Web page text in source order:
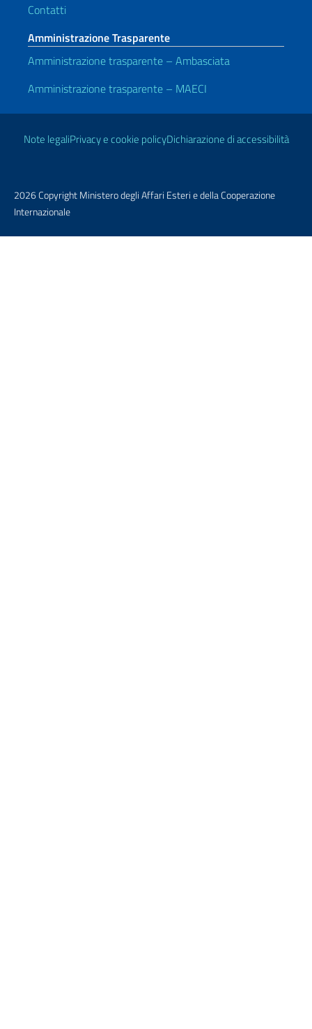
Contatti
Amministrazione Trasparente
Amministrazione trasparente – Ambasciata
Amministrazione trasparente – MAECI
Link Utili
Note legaliPrivacy e cookie policyDichiarazione di accessibilità
2026 Copyright Ministero degli Affari Esteri e della Cooperazione
Internazionale